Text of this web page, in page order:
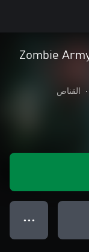
Zombie
• القناص
● ● ●